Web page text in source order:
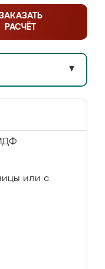
РАСЧЁТ
▼
или с